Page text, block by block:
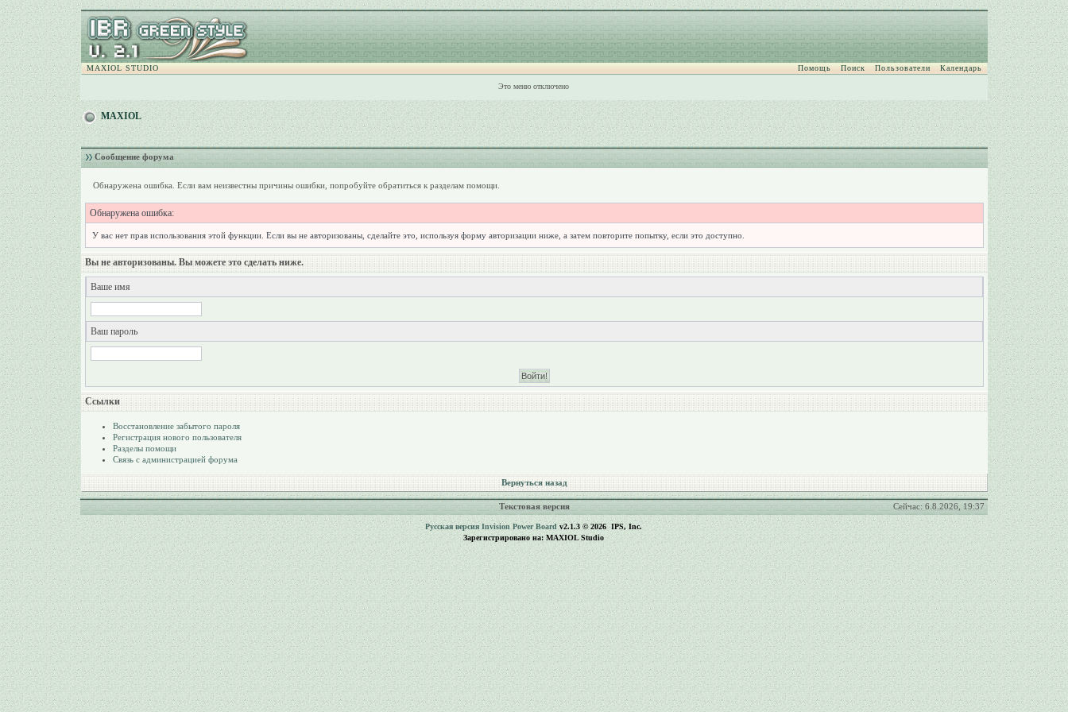
MAXIOL STUDIO Помощь Поиск Пользователи Календарь
Это меню отключено
MAXIOL
Сообщение форума
Обнаружена ошибка. Если вам неизвестны причины ошибки, попробуйте обратиться к разделам помощи.
Обнаружена ошибка:
У вас нет прав использования этой функции. Если вы не авторизованы, сделайте это, используя форму авторизации ниже, а затем повторите попытку, если это доступно.
Вы не авторизованы. Вы можете это сделать ниже.
Ваше имя
Ваш пароль
Ссылки
Восстановление забытого пароля
Регистрация нового пользователя
Разделы помощи
Связь с администрацией форума
Вернуться назад
Текстовая версия Сейчас: 6.8.2026, 19:37
Русская версия Invision Power Boardv2.1.3 © 2026 IPS, Inc.
Зарегистрировано на: MAXIOL Studio